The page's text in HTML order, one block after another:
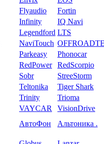
Flyaudio
Fortin
Infinity
IQ Navi
Legendford LTS
NaviTouch
Parkeasy
Phonocar
RedPower
RedScorpio
Sobr
StreeStorm
Teltonika
Tiger Shark
Trinity
Trioma
VAYCAR
VisionDrive
АвтоФон
Альтоника .